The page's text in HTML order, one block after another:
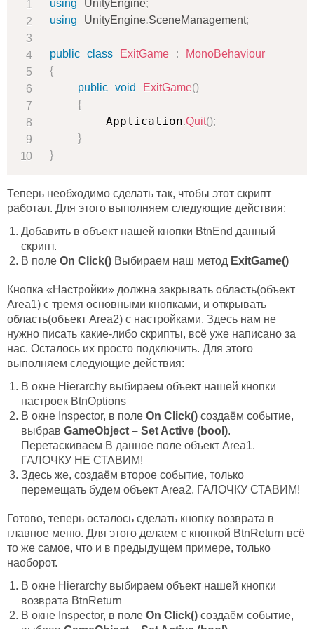
using UnityEngine;
using
UnityEngine.SceneManagement;
public class ExitGame :
MonoBehaviour
{
public
void ExitGame()
{
        Application
.Quit();
}
}
Теперь необходимо сделать так, чтобы этот скрипт
работал. Для этого выполняем следующие действия:
Добавить в объект нашей кнопки BtnEnd данный
скрипт.
В поле On Click() Выбираем наш метод ExitGame()
Кнопка «Настройки» должна закрывать область(объект
Area1) с тремя основными кнопками, и открывать
область(объект Area2) с настройками. Здесь нам не
нужно писать какие-либо скрипты, всё уже написано за
нас. Осталось их просто подключить. Для этого
выполняем следующие действия:
В окне Hierarchy выбираем объект нашей кнопки
настроек BtnOptions
В окне Inspector, в поле On Click() создаём событие,
выбрав GameObject – Set Active (bool).
Перетаскиваем В данное поле объект Area1.
ГАЛОЧКУ НЕ СТАВИМ!
Здесь же, создаём второе событие, только
перемещать будем объект Area2. ГАЛОЧКУ СТАВИМ!
Готово, теперь осталось сделать кнопку возврата в
главное меню. Для этого делаем с кнопкой BtnReturn всё
то же самое, что и в предыдущем примере, только
наоборот.
В окне Hierarchy выбираем объект нашей кнопки
возврата BtnReturn
В окне Inspector, в поле On Click() создаём событие,